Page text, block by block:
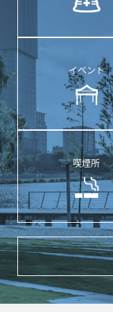
イベント
喫煙所